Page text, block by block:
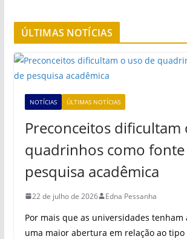
ÚLTIMAS NOTÍCIAS
NOTÍCIAS ÚLTIMAS NOTÍCIAS
Preconceitos dificultam
quadrinhos como
pesquisa acadêmica
22 de julho de 2026 Edna Pessanha
Por mais que as universidades tenham
uma maior abertura em relação ao